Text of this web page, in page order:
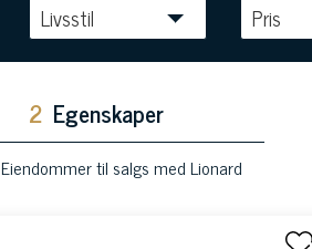
Livsstil Pris
2 Egenskaper
Eiendommer til salgs med Lionard